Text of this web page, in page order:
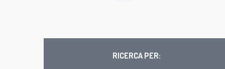
RICERCA PER: